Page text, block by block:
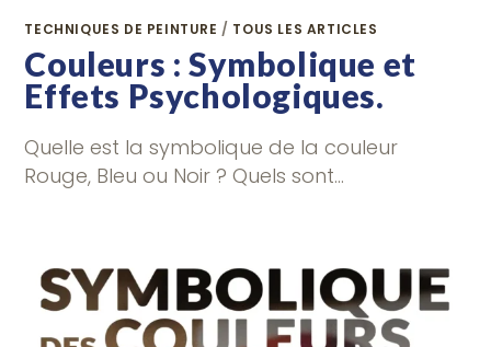
TECHNIQUES DE PEINTURE / TOUS LES ARTICLES
Couleurs : Symbolique et
Effets Psychologiques.
Quelle est la symbolique de la couleur
Rouge, Bleu ou Noir ? Quels sont…